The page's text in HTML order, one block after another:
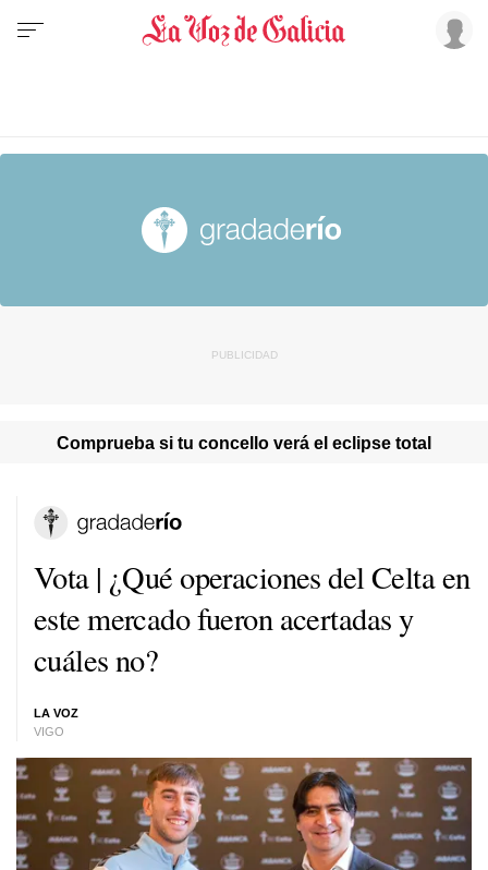
Comprueba si tu concello verá el eclipse total
Vota | ¿Qué operaciones del Celta en
este mercado fueron acertadas y
cuáles no?
LA VOZ
VIGO